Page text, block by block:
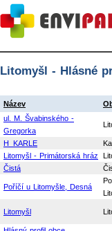
Litomyšl - Hlásné
Název
ul. M. Švabinského -
Gregorka
H_KARLE
Litomyšl - Primátorská hráz
Čistá
Poříčí u Litomyšle, Desná
Litomyšl